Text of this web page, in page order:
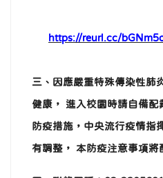
https://reurl.cc/
三、因應嚴重特殊傳染性肺
健康， 進入校園時請自備配
防疫措施，中央流行疫情指
有調整， 本防疫注意事項將